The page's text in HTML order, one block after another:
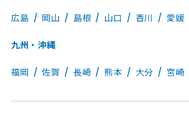
広島 岡山 島根 山口 香川 愛媛
九州・沖縄
福岡 佐賀 長崎 熊本 大分 宮崎